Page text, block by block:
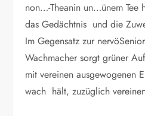
non…-Theanin un…ünem
das Gedächtnis und die
Im Gegensatz zur
Wachmacher sorgt grüner
mit vereinen ausgewogenen
wach hält, zuzüglich